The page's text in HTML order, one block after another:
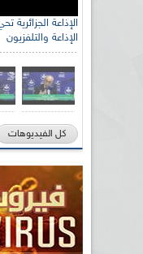
الإذاعة والتلفزيون
كل الفيديوهات